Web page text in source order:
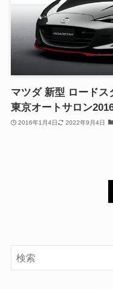
マツダ 新型 ロードス
東京オートサロン
2016年1月4日 2022年9月4日